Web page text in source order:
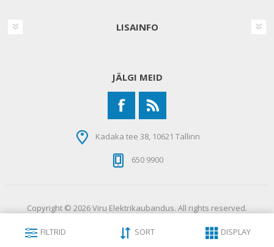
LISAINFO
JÄLGI MEID
Kadaka tee 38, 10621 Tallinn
650 9900
Copyright © 2026 Viru Elektrikaubandus. All rights reserved.
FILTRID SORT DISPLAY